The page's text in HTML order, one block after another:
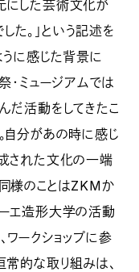
にした芸術文化が
。」という記述を
うに感じた背景に
ミュージアムでは
だ活動をしてきたこ
自分があの時に感じ
された文化の一端
様のことはZKMか
ーエ造形大学の活動
ワークショップに参
常的な取り組みは、